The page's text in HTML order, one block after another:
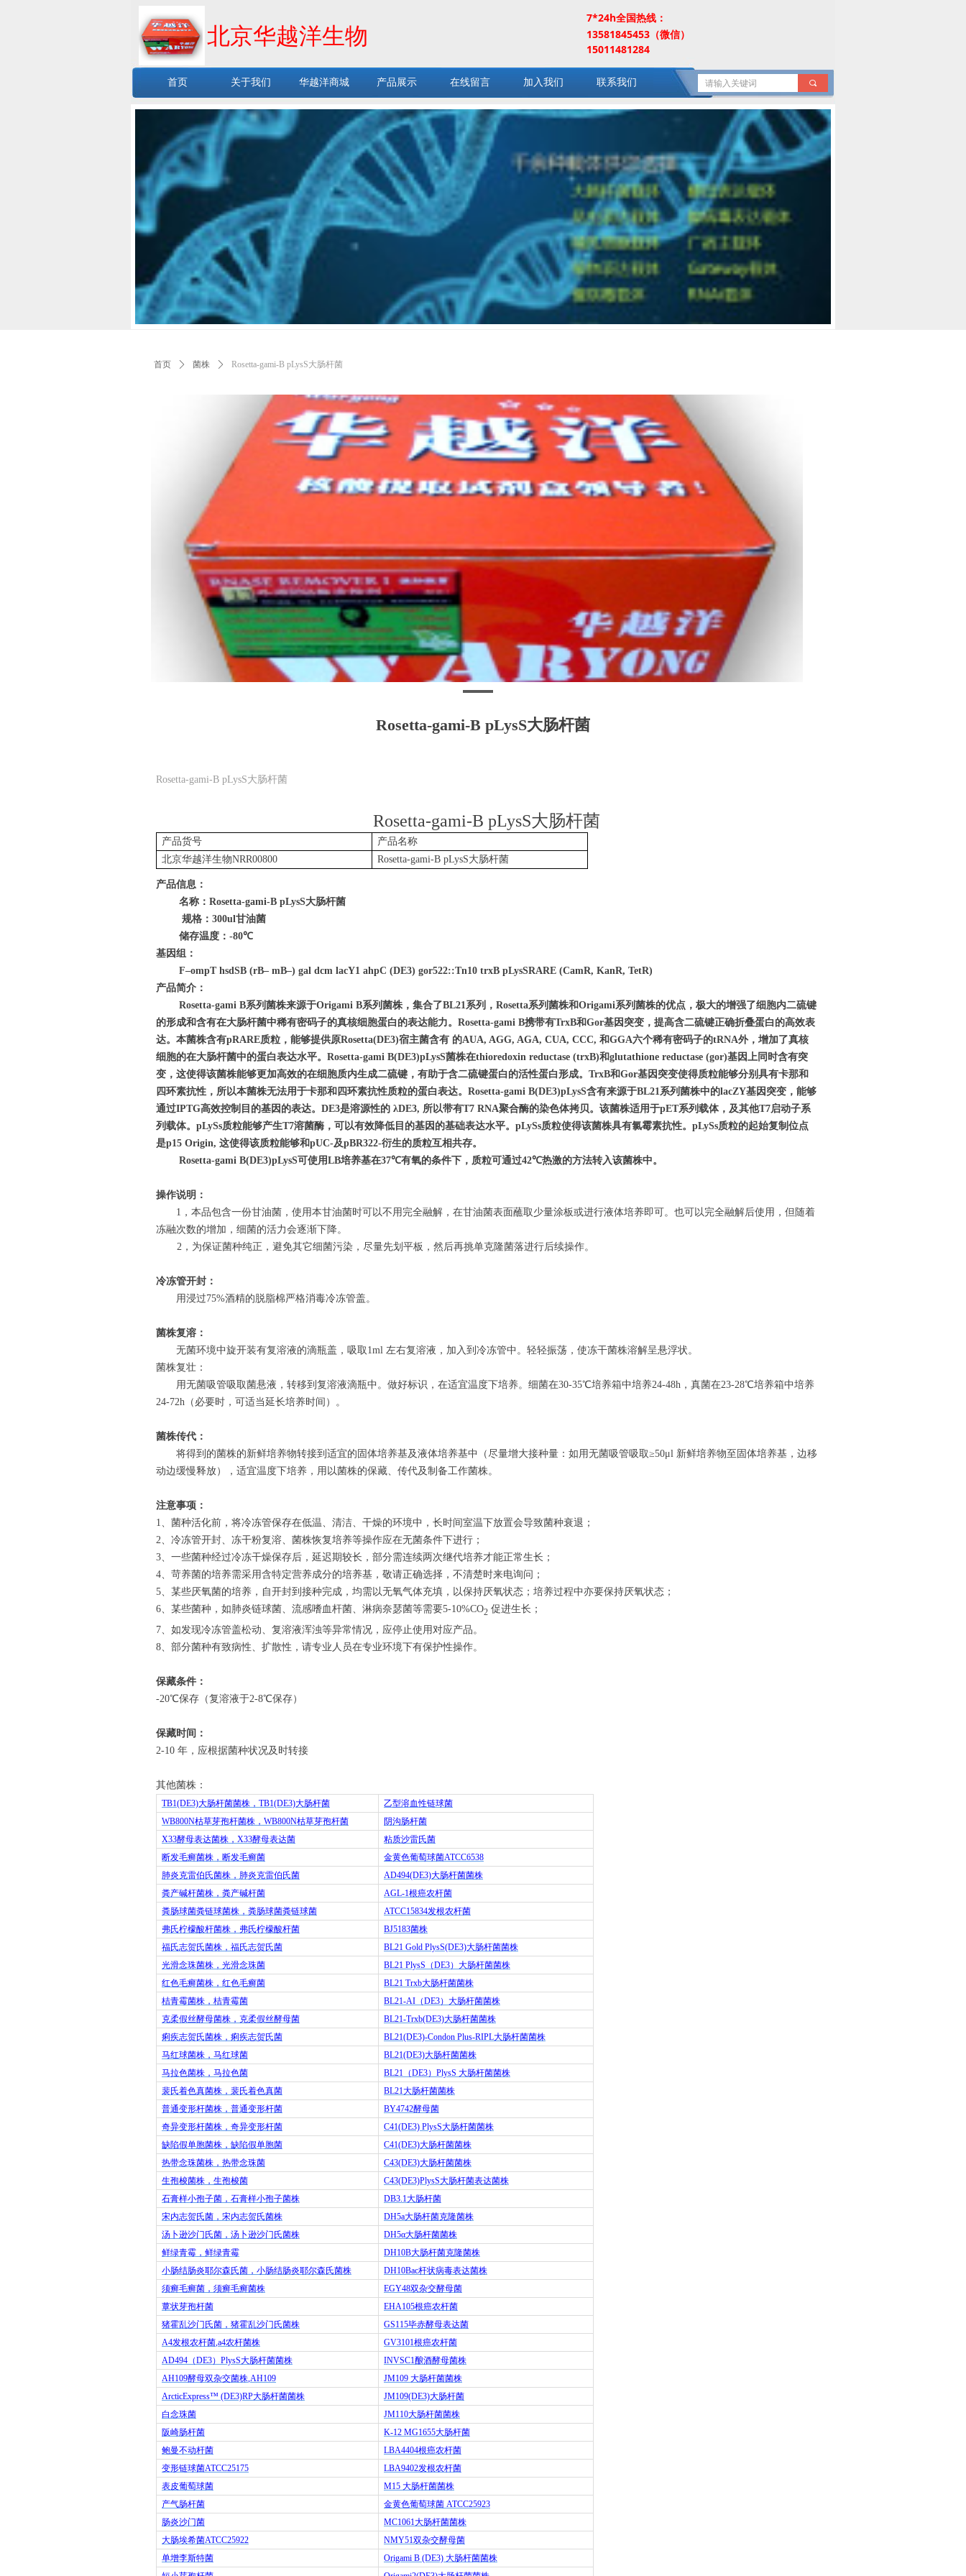
北京华越洋生物 13581845453（微信）
7*24h全国热线：
15011481284
首页 关于我们 华越洋商城 产品展示 在线留言 加入我们 联系我们 끠
首页 ꄲ 菌株 ꄲ Rosetta-gami-B pLysS大肠杆菌
Rosetta-gami-B pLysS大肠杆菌
Rosetta-gami-B pLysS大肠杆菌
Rosetta-gami-B pLysS大肠杆菌
产品货号
产品名称
北京华越洋生物NRR00800 Rosetta-gami-B pLysS大肠杆菌
产品信息：
名称： Rosetta-gami-B pLysS大肠杆菌
规格： 300ul甘油菌
储存温度： -80℃
基因组：
F–ompT hsdSB (rB– mB–) gal dcm lacY1 ahpC (DE3) gor522::Tn10 trxB pLysSRARE (CamR, KanR, TetR)
产品简介：
Rosetta-gami B系列菌株来源于Origami B系列菌株，集合了BL21系列， Rosetta系列菌株和Origami系列菌株的优点，极大的增强了细胞内二硫键
的形成和含有在大肠杆菌中稀有密码子的真核细胞蛋白的表达能力。 Rosetta-gami B携带有TrxB和Gor基因突变，提高含二硫键正确折叠蛋白的高效表
达。本菌株含有pRARE质粒，能够提供原Rosetta(DE3)宿主菌含有 的AUA, AGG, AGA, CUA, CCC, 和GGA六个稀有密码子的tRNA外，增加了真核
细胞的在大肠杆菌中的蛋白表达水平。 Rosetta-gami B(DE3)pLysS菌株在thioredoxin reductase (trxB)和glutathione reductase (gor)基因上同时含有突
变，这使得该菌株能够更加高效的在细胞质内生成二硫键，有助于含二硫键蛋白的活性蛋白形成。 TrxB和Gor基因突变使得质粒能够分别具有卡那和
四环素抗性，所以本菌株无法用于卡那和四环素抗性质粒的蛋白表达。 Rosetta-gami B(DE3)pLysS含有来源于BL21系列菌株中的lacZY基因突变，能够
通过IPTG高效控制目的基因的表达。 DE3是溶源性的 λDE3, 所以带有T7 RNA聚合酶的染色体拷贝。该菌株适用于pET系列载体，及其他T7启动子系
列载体。 pLySs质粒能够产生T7溶菌酶，可以有效降低目的基因的基础表达水平。 pLySs质粒使得该菌株具有氯霉素抗性。 pLySs质粒的起始复制位点
是p15 Origin, 这使得该质粒能够和pUC-及pBR322-衍生的质粒互相共存。
Rosetta-gami B(DE3)pLysS可使用LB培养基在37℃有氧的条件下，质粒可通过42℃热激的方法转入该菌株中。
操作说明：
1 ，本品包含一份甘油菌，使用本甘油菌时可以不用完全融解，在甘油菌表面蘸取少量涂板或进行液体培养即可。也可以完全融解后使用，但随着
冻融次数的增加，细菌的活力会逐渐下降。
2 ，为保证菌种纯正，避免其它细菌污染，尽量先划平板，然后再挑单克隆菌落进行后续操作。
冷冻管开封：
用浸过75%酒精的脱脂棉严格消毒冷冻管盖。
菌株复溶：
无菌环境中旋开装有复溶液的滴瓶盖，吸取 1ml 左右复溶液，加入到冷冻管中。轻轻振荡，使冻干菌株溶解呈悬浮状。
菌株复壮：
用无菌吸管吸取菌悬液，转移到复溶液滴瓶中。做好标识，在适宜温度下培养。细菌在30-35℃培养箱中培养24-48h ，真菌在23-28℃培养箱中培养
24-72h （必要时，可适当延长培养时间）。
菌株传代：
将得到的菌株的新鲜培养物转接到适宜的固体培养基及液体培养基中（尽量增大接种量：如用无菌吸管吸取≥50μl 新鲜培养物至固体培养基，边移
动边缓慢释放），适宜温度下培养，用以菌株的保藏、传代及制备工作菌株。
注意事项：
1、菌种活化前，将冷冻管保存在低温、清洁、干燥的环境中，长时间室温下放置会导致菌种衰退；
2、冷冻管开封、冻干粉复溶、菌株恢复培养等操作应在无菌条件下进行；
3、一些菌种经过冷冻干燥保存后，延迟期较长，部分需连续两次继代培养才能正常生长；
4、苛养菌的培养需采用含特定营养成分的培养基，敬请正确选择，不清楚时来电询问；
5、某些厌氧菌的培养，自开封到接种完成，均需以无氧气体充填，以保持厌氧状态；培养过程中亦要保持厌氧状态；
6、某些菌种，如肺炎链球菌、流感嗜血杆菌、淋病奈瑟菌等需要5-10%CO2 促进生长；
7 、如发现冷冻管盖松动、复溶液浑浊等异常情况，应停止使用对应产品。
8 、部分菌种有致病性、扩散性，请专业人员在专业环境下有保护性操作。
保藏条件：
-20℃保存（复溶液于2-8℃保存）
保藏时间：
2-10 年，应根据菌种状况及时转接
其他菌株：
TB1(DE3)大肠杆菌菌株， TB1(DE3)大肠杆菌
乙型溶血性链球菌
WB800N枯草芽孢杆菌株， WB800N枯草芽孢杆菌
阴沟肠杆菌
X33酵母表达菌株， X33酵母表达菌
粘质沙雷氏菌
断发毛癣菌株，断发毛癣菌
金黄色葡萄球菌ATCC6538
肺炎克雷伯氏菌株，肺炎克雷伯氏菌
AD494(DE3)大肠杆菌菌株
粪产碱杆菌株，粪产碱杆菌
AGL-1根癌农杆菌
粪肠球菌粪链球菌株，粪肠球菌粪链球菌
ATCC15834发根农杆菌
弗氏柠檬酸杆菌株，弗氏柠檬酸杆菌
BJ5183菌株
福氏志贺氏菌株，福氏志贺氏菌
BL21 Gold PlysS(DE3)大肠杆菌菌株
光滑念珠菌株，光滑念珠菌
BL21 PlysS （DE3）大肠杆菌菌株
红色毛癣菌株，红色毛癣菌
BL21 Trxb大肠杆菌菌株
桔青霉菌株，桔青霉菌
BL21-AI （DE3）大肠杆菌菌株
克柔假丝酵母菌株，克柔假丝酵母菌
BL21-Trxb(DE3)大肠杆菌菌株
痢疾志贺氏菌株，痢疾志贺氏菌
BL21(DE3)-Condon Plus-RIPL大肠杆菌菌株
马红球菌株，马红球菌
BL21(DE3)大肠杆菌菌株
马拉色菌株，马拉色菌
BL21 （DE3） PlysS 大肠杆菌菌株
裴氏着色真菌株，裴氏着色真菌
BL21大肠杆菌菌株
普通变形杆菌株，普通变形杆菌
BY4742酵母菌
奇异变形杆菌株，奇异变形杆菌
C41(DE3) PlysS大肠杆菌菌株
缺陷假单胞菌株，缺陷假单胞菌
C41(DE3)大肠杆菌菌株
热带念珠菌株，热带念珠菌
C43(DE3)大肠杆菌菌株
生孢梭菌株，生孢梭菌
C43(DE3)PlysS大肠杆菌表达菌株
石膏样小孢子菌，石膏样小孢子菌株
DB3.1大肠杆菌
宋内志贺氏菌，宋内志贺氏菌株
DH5a大肠杆菌克隆菌株
汤卜逊沙门氏菌，汤卜逊沙门氏菌株
DH5α大肠杆菌菌株
鲜绿青霉，鲜绿青霉
DH10B大肠杆菌克隆菌株
小肠结肠炎耶尔森氏菌，小肠结肠炎耶尔森氏菌株
DH10Bac杆状病毒表达菌株
须癣毛癣菌，须癣毛癣菌株
EGY48双杂交酵母菌
蕈状芽孢杆菌
EHA105根癌农杆菌
猪霍乱沙门氏菌，猪霍乱沙门氏菌株
GS115毕赤酵母表达菌
A4发根农杆菌 ,a4农杆菌株 GV3101根癌农杆菌
AD494 （DE3） PlysS大肠杆菌菌株 INVSC1酿酒酵母菌株
AH109酵母双杂交菌株 ,AH109 JM109 大肠杆菌菌株
ArcticExpress™ (DE3)RP大肠杆菌菌株 JM109(DE3)大肠杆菌
白念珠菌
JM110大肠杆菌菌株
阪崎肠杆菌
K-12 MG1655大肠杆菌
鲍曼不动杆菌
LBA4404根癌农杆菌
变形链球菌ATCC25175 LBA9402发根农杆菌
表皮葡萄球菌
M15 大肠杆菌菌株
产气肠杆菌
金黄色葡萄球菌 ATCC25923
肠炎沙门菌
MC1061大肠杆菌菌株
大肠埃希菌ATCC25922 NMY51双杂交酵母菌
单增李斯特菌
Origami B (DE3) 大肠杆菌菌株